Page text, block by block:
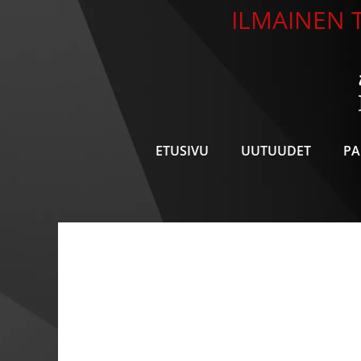
ILMAINEN
ETUSIVU UUTUUDET